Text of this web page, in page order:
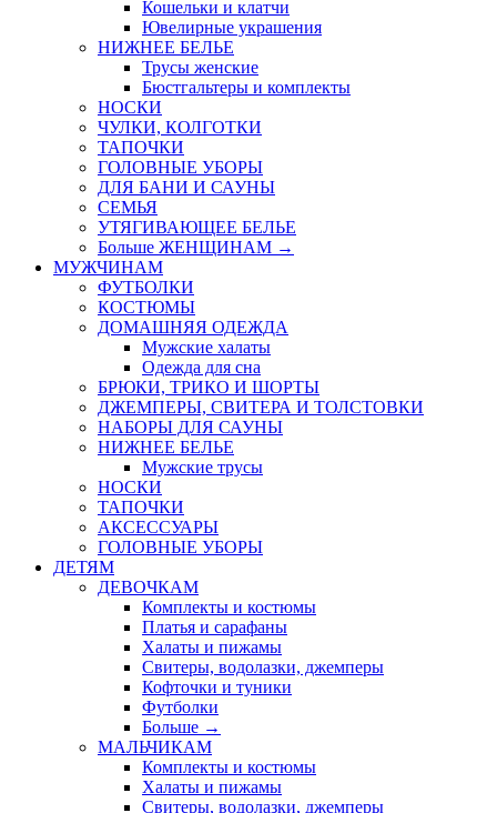
Кошельки и клатчи
Ювелирные украшения
НИЖНЕЕ БЕЛЬЕ
Трусы женские
Бюстгальтеры и комплекты
НОСКИ
ЧУЛКИ, КОЛГОТКИ
ТАПОЧКИ
ГОЛОВНЫЕ УБОРЫ
ДЛЯ БАНИ И САУНЫ
СЕМЬЯ
УТЯГИВАЮЩЕЕ БЕЛЬЕ
Больше ЖЕНЩИНАМ →
МУЖЧИНАМ
ФУТБОЛКИ
КОСТЮМЫ
ДОМАШНЯЯ ОДЕЖДА
Мужские халаты
Одежда для сна
БРЮКИ, ТРИКО И ШОРТЫ
ДЖЕМПЕРЫ, СВИТЕРА И ТОЛСТОВКИ
НАБОРЫ ДЛЯ САУНЫ
НИЖНЕЕ БЕЛЬЕ
Мужские трусы
НОСКИ
ТАПОЧКИ
АКСЕССУАРЫ
ГОЛОВНЫЕ УБОРЫ
ДЕТЯМ
ДЕВОЧКАМ
Комплекты и костюмы
Платья и сарафаны
Халаты и пижамы
Свитеры, водолазки, джемперы
Кофточки и туники
Футболки
Больше →
МАЛЬЧИКАМ
Комплекты и костюмы
Халаты и пижамы
Свитеры, водолазки, джемперы